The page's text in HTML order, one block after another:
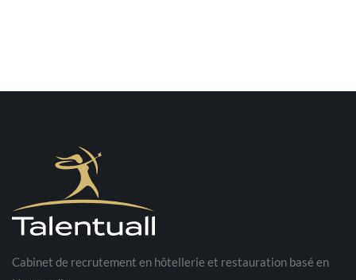
Cabinet de recrutement en hôtellerie et restauration basé en